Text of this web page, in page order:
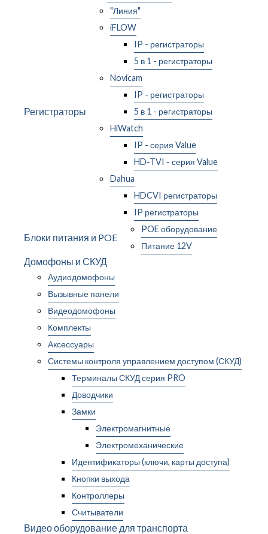
Регистраторы
"Линия"
iFLOW
IP - регистраторы
5 в 1 - регистраторы
Novicam
IP - регистраторы
5 в 1 - регистраторы
HiWatch
IP - серия Value
HD-TVI - серия Value
Dahua
HDCVI регистраторы
IP регистраторы
Блоки питания и POE
POE оборудование
Питание 12V
Домофоны и СКУД
Аудиодомофоны
Вызывные панели
Видеодомофоны
Комплекты
Аксессуары
Системы контроля управлением доступом (СКУД)
Терминалы СКУД серия PRO
Доводчики
Замки
Электромагнитные
Электромеханические
Идентификаторы (ключи, карты доступа)
Кнопки выхода
Контроллеры
Считыватели
Видео оборудование для транспорта